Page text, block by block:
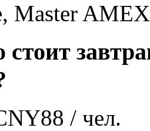
Master
стоит
/ чел.